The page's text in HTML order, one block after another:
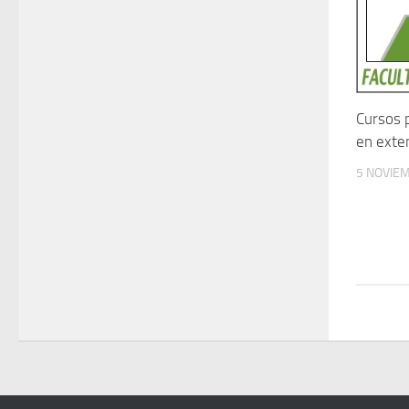
Cursos
en
5